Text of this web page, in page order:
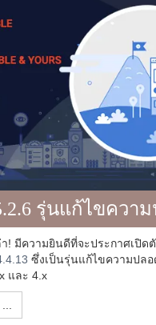
รุ่นแก้ไขควา
! มีความยินดีที่จะประกาศเปิด
ซึ่งเป็นรุ่นแก้ไขความปล
และ 4.x